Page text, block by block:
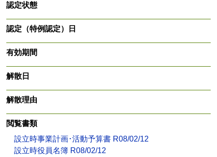
認定状態
認定（特例認定）日
有効期間
解散日
解散理由
閲覧書類
設立時事業計画･活動予算書 R08/02/12
設立時役員名簿 R08/02/12